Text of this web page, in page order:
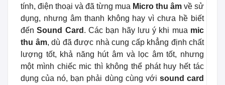
tính, điện thoại và đã từng mua Micro thu âm về sử
dụng, nhưng âm thanh không hay vì chưa hề biết
đếnSound Card . Các bạn hãy lưu ý khi mua mic
thu âm, dù đã được nhà cung cấp khẳng định chất
lượng tốt, khả năng hút âm và lọc âm tốt, nhưng
một mình chiếc mic thì không thể phát huy hết tác
dụng của nó, bạn phải dùng cùng với sound card